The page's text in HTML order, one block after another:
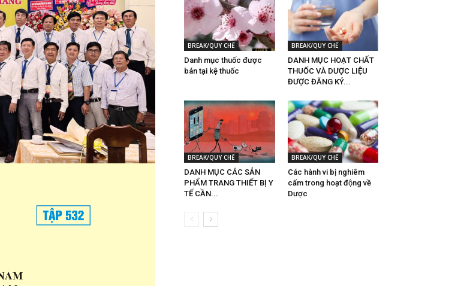
BREAK/QUY CHẾ
Danh mục thuốc được
bán tại kệ thuốc
BREAK/QUY CHẾ
DANH MỤC HOẠT CHẤT
THUỐC VÀ DƯỢC LIỆU
ĐƯỢC ĐĂNG KÝ...
BREAK/QUY CHẾ
DANH MỤC CÁC SẢN
PHẨM TRANG THIẾT BỊ Y
TẾ CẦN...
BREAK/QUY CHẾ
Các hành vi bị nghiêm
cấm trong hoạt động về
Dược